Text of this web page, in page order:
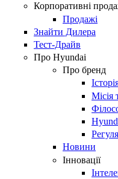
Корпоративні
Продажі
Знайти Дилера
Тест-Драйв
Про Hyundai
Про бренд
Місія
Новини
Інновації